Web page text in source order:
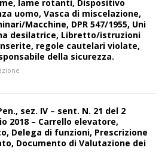
lame rotanti, Dispositivo
uomo, Vasca di miscelazione,
Macchine, DPR 547/1955, Uni
desilatrice, Libretto/istruzioni
regole cautelari violate,
della sicurezza.
sez. IV – sent. N. 21 del 2
2018 – Carrello elevatore,
Delega di funzioni, Prescrizione
Documento di Valutazione dei